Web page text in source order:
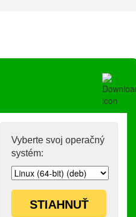
Vyberte svoj operačný
systém:
STIAHNUŤ